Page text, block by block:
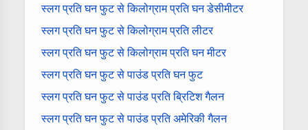
स्लग प्रति घन फुट से किलोग्राम प्रति घन डेसीमीटर
स्लग प्रति घन फुट से किलोग्राम प्रति लीटर
स्लग प्रति घन फुट से किलोग्राम प्रति घन मीटर
स्लग प्रति घन फुट से पाउंड प्रति घन फुट
स्लग प्रति घन फुट से पाउंड प्रति ब्रिटिश गैलन
स्लग प्रति घन फुट से पाउंड प्रति अमेरिकी गैलन